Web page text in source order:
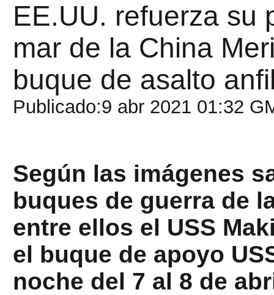
EE.UU. refuerza su
mar de la China
buque de asalto
Publicado:9 abr 2021 01:32
Según las imágenes
buques de guerra de
entre ellos el USS
el buque de apoyo
noche del 7 al 8 de